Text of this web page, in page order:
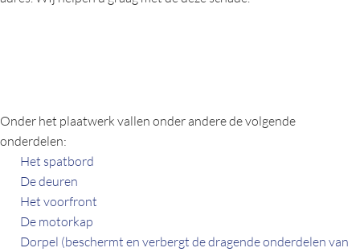
Onder het plaatwerk vallen onder andere de volgende
onderdelen:
Het spatbord
De deuren
Het voorfront
De motorkap
Dorpel (beschermt en verbergt de dragende onderdelen van